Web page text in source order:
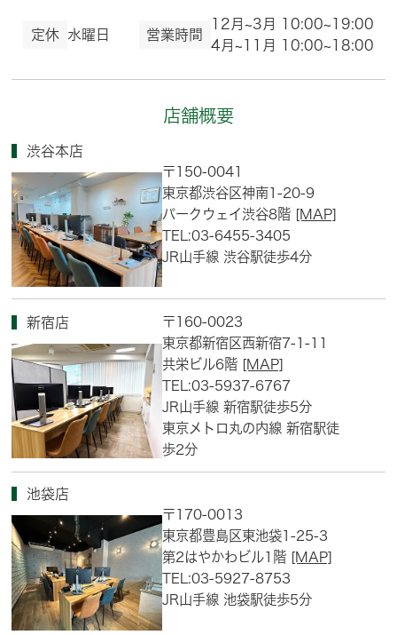
定休 水曜日 営業時間
12月~3月 10:00~19:00
4月~11月 10:00~18:00
店舗概要
渋谷本店
〒150-0041
東京都渋谷区神南1-20-9
パークウェイ渋谷8階 [MAP]
TEL:03-6455-3405
JR山手線 渋谷駅徒歩4分
新宿店
〒160-0023
東京都新宿区西新宿7-1-11
共栄ビル6階 [MAP]
TEL:03-5937-6767
JR山手線 新宿駅徒歩5分
東京メトロ丸の内線 新宿駅徒
歩2分
池袋店
〒170-0013
東京都豊島区東池袋1-25-3
第2はやかわビル1階 [MAP]
TEL:03-5927-8753
JR山手線 池袋駅徒歩5分